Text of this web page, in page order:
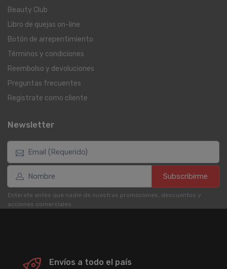
Beauty Club
Libro de quejas on-line
Botón de arrepentimiento
Términos y condiciones
Reembolso y devoluciones
Preguntas frecuentes
Registrate como cliente
Newsletter
Subscribirme
Enterate antes que nadie de nuestras promociones, descuentos y
acciones comerciales.
Envíos a todo el país